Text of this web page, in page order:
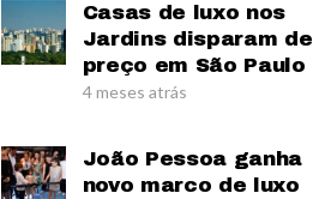
Casas de luxo nos
Jardins disparam de
preço em São Paulo
4 meses atrás
João Pessoa ganha
novo marco de luxo